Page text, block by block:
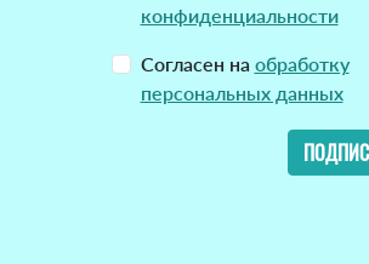
конфиденциальности
Согласен на обработку
персональных данных